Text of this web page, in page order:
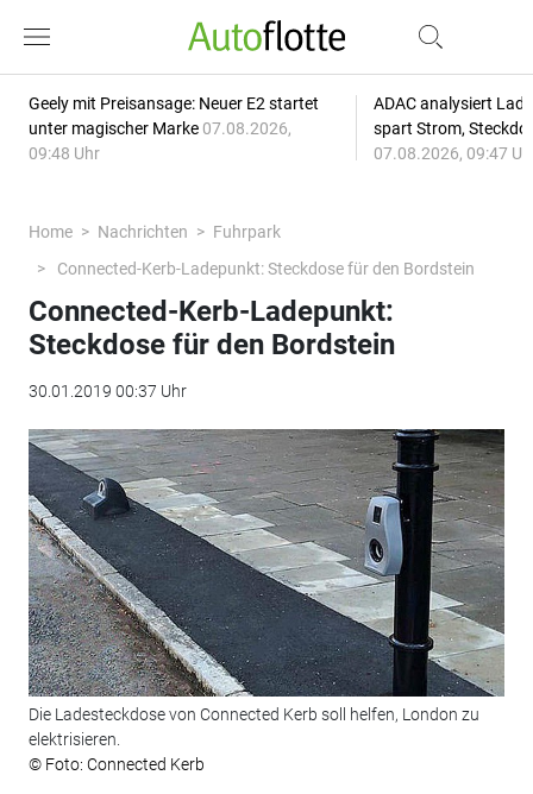
Geely mit Preisansage: Neuer E2 startet
unter magischer Marke 07.08.2026,
09:48 Uhr
ADAC analysiert
spart Strom,
07.08.2026, 09:47
Home Nachrichten
Fuhrpark
Connected-Kerb-Ladepunkt: Steckdose für den Bordstein
Connected-Kerb-Ladepunkt:
Steckdose für den Bordstein
30.01.2019 00:37 Uhr
Die Ladesteckdose von Connected Kerb soll helfen, London zu
elektrisieren.
© Foto: Connected Kerb